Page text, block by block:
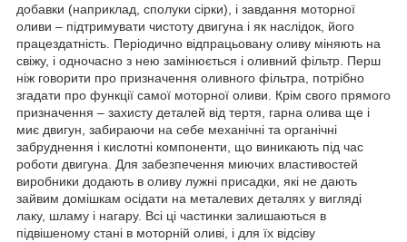
добавки (наприклад, сполуки сірки), і завдання моторної
оливи – підтримувати чистоту двигуна і як наслідок, його
працездатність. Періодично відпрацьовану оливу міняють на
свіжу, і одночасно з нею замінюється і оливний фільтр. Перш
ніж говорити про призначення оливного фільтра, потрібно
згадати про функції самої моторної оливи. Крім свого прямого
призначення – захисту деталей від тертя, гарна олива ще і
миє двигун, забираючи на себе механічні та органічні
забруднення і кислотні компоненти, що виникають під час
роботи двигуна. Для забезпечення миючих властивостей
виробники додають в оливу лужні присадки, які не дають
зайвим домішкам осідати на металевих деталях у вигляді
лаку, шламу і нагару. Всі ці частинки залишаються в
підвішеному стані в моторній оливі, і для їх відсіву